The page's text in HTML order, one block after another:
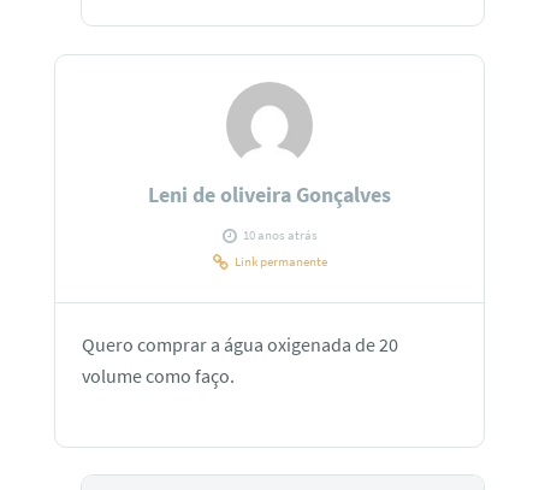
Leni de oliveira Gonçalves
10 anos atrás
Link permanente
Quero comprar a água oxigenada de 20
volume como faço.